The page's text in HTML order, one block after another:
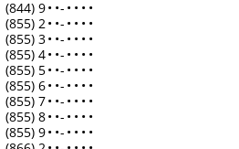
(844) 9• •- • • • •
(855) 2• •- • • • •
(855) 3• •- • • • •
(855) 4• •- • • • •
(855) 5• •- • • • •
(855) 6• •- • • • •
(855) 7• •- • • • •
(855) 8• •- • • • •
(855) 9• •- • • • •